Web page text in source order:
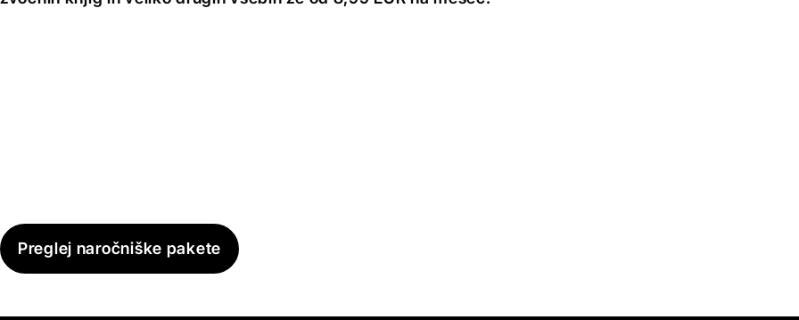
Preglej naročniške pakete